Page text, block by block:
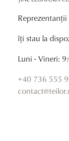
Reprezentanții
îți stau la
Luni - Vineri:
+40 736 555